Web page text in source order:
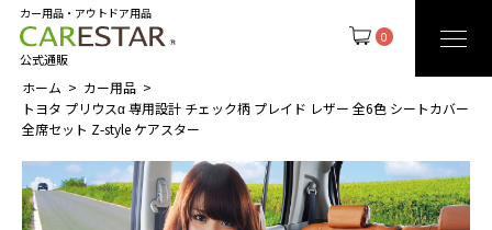
0
カー用品・アウトドア用品
公式通販
ホーム
カー用品
トヨタ プリウスα 専用設計 チェック柄 プレイド レザー 全6色 シートカバー
全席セット Z-style ケアスター